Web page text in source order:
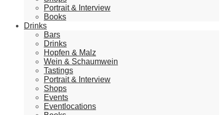
Portrait & Interview
Books
Drinks
Bars
Drinks
Hopfen & Malz
Wein & Schaumwein
Tastings
Portrait & Interview
Shops
Events
Eventlocations